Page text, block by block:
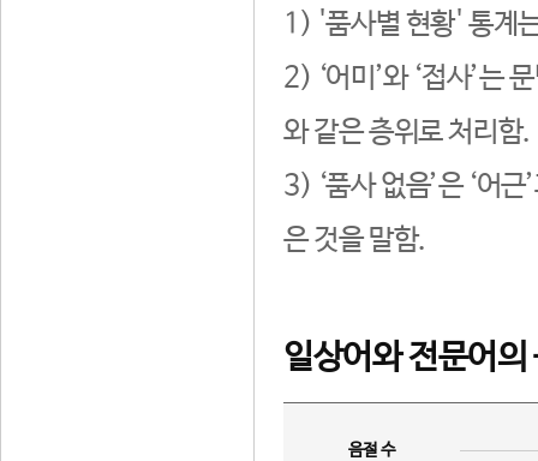
1) '품사별 현황' 통계
2) ‘어미’와 ‘접사’는
와 같은 층위로 처리함.
3) ‘품사 없음’은 ‘어
은 것을 말함.
일상어와 전문어의
음절 수